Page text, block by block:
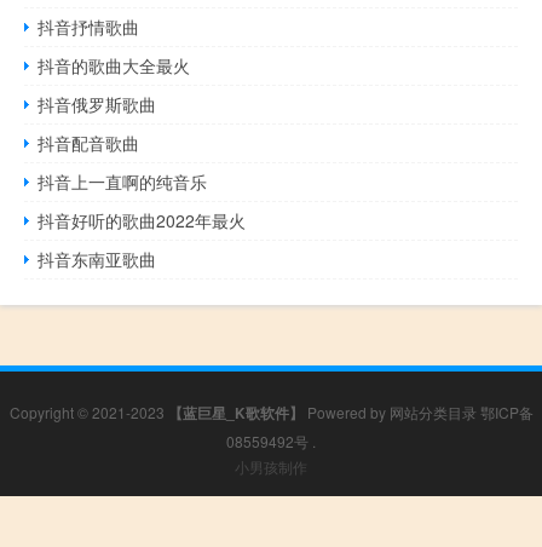
抖音抒情歌曲
抖音的歌曲大全最火
抖音俄罗斯歌曲
抖音配音歌曲
抖音上一直啊的纯音乐
抖音好听的歌曲2022年最火
抖音东南亚歌曲
Copyright © 2021-2023 【蓝巨星_K歌软件】 Powered by 网站分类目录 鄂ICP备
08559492号
小男孩制作